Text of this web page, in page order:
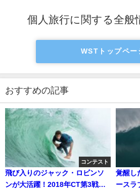
個人旅行に関する全般
WSTトップペー
おすすめの記事
コンテスト
飛び入りのジャック・ロビンソ
ンが大活躍！2018年CT第3戦
覚醒し
ースラ